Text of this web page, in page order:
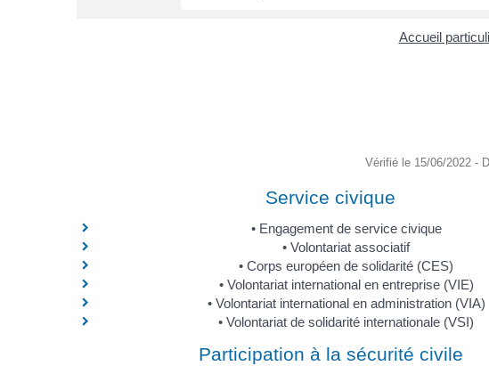
Accueil
Vérifié le 15/06/2022 -
Service civique
Engagement de service civique
Volontariat associatif
Corps européen de solidarité (CES)
Volontariat international en entreprise (VIE)
Volontariat international en administration (VIA)
Volontariat de solidarité internationale (VSI)
Participation à la sécurité civile